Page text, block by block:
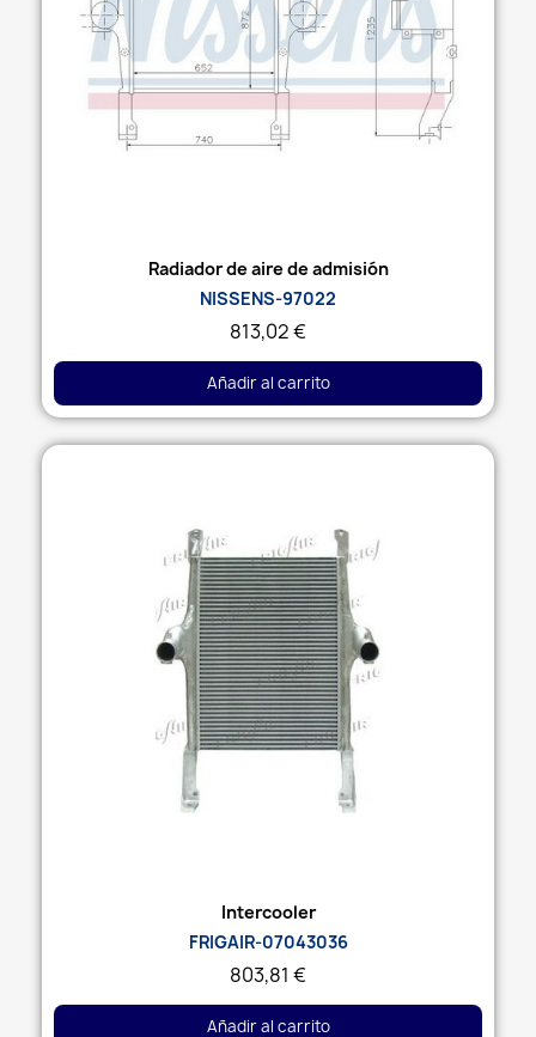
Vista rápida
Radiador de aire de admisión
NISSENS-97022
813,02 €
Añadir al carrito
Vista rápida
Intercooler
FRIGAIR-07043036
803,81 €
Añadir al carrito